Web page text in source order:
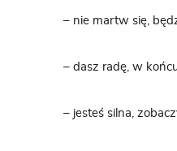
– nie martw się,
– dasz radę, w
– jesteś silna,